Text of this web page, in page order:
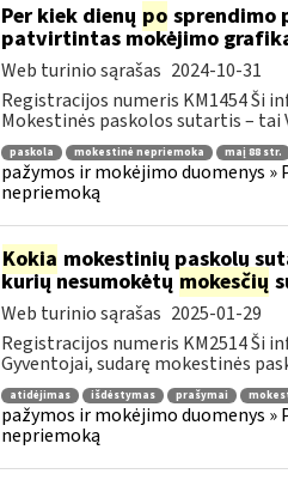
Per kiek dienų po sprendimo
patvirtintas mokėjimo
Web turinio sąrašas 2024-10-31
Registracijos numeris KM1454 Ši
Mokestinės paskolos sutartis – tai
paskola mokestinė nepriemoka maį 88 str.
pažymos ir mokėjimo duomenys
nepriemoką
Kokia mokestinių paskolų
kurių nesumokėtų mokesčių
Web turinio sąrašas 2025-01-29
Registracijos numeris KM2514 Ši
Gyventojai, sudarę mokestinės
atidėjimas išdėstymas prašymai
pažymos ir mokėjimo duomenys
nepriemoką